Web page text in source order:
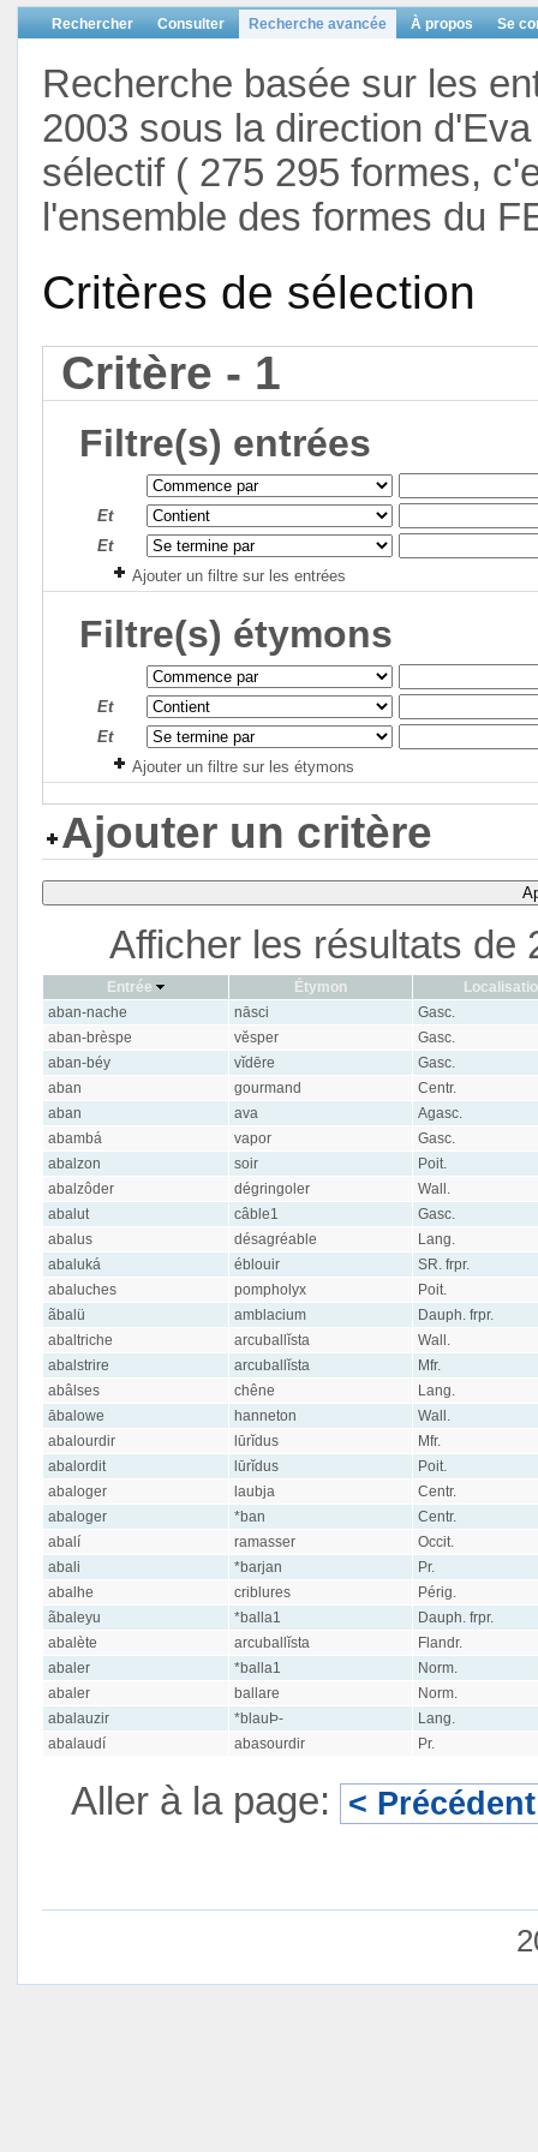
Rechercher Consulter Recherche avancée À propos Se
Recherche basée sur les
2003 sous la direction
sélectif ( 275 295 formes,
l'ensemble des formes du
Critères de sélection
Critère - 1
Filtre(s) entrées
Et
Et
Ajouter un filtre sur les entrées
Filtre(s) étymons
Et
Et
Ajouter un filtre sur les étymons
Ajouter un critère
Afficher les résultats de
Entrée Étymon
aban-nache
nāsci
Gasc.
aban-brèspe
vĕsper
Gasc.
aban-béy
vĭdēre
Gasc.
aban
gourmand
Centr.
aban
ava
Agasc.
abambá
vapor
Gasc.
abalzon
soir
Poit.
abalzôder
dégringoler
Wall.
abalut
câble1
Gasc.
abalus
désagréable
Lang.
abaluká
éblouir
SR. frpr.
abaluches
pompholyx
Poit.
ãbalü
amblacium
Dauph. frpr.
abaltriche
arcuballĭsta
Wall.
abalstrire
arcuballĭsta
Mfr.
abâlses
chêne
Lang.
ābalowe
hanneton
Wall.
abalourdir
lūrĭdus
Mfr.
abalordit
lūrĭdus
Poit.
abaloger
laubja
Centr.
abaloger
*ban
Centr.
abalí
ramasser
Occit.
abali
*barjan
Pr.
abalhe
criblures
Périg.
ãbaleyu
*balla1
Dauph. frpr.
abalète
arcuballĭsta
Flandr.
abaler
*balla1
Norm.
abaler
ballare
Norm.
abalauzir
*blauÞ-
Lang.
abalaudí
abasourdir Pr.
Aller à la page: < Précédent